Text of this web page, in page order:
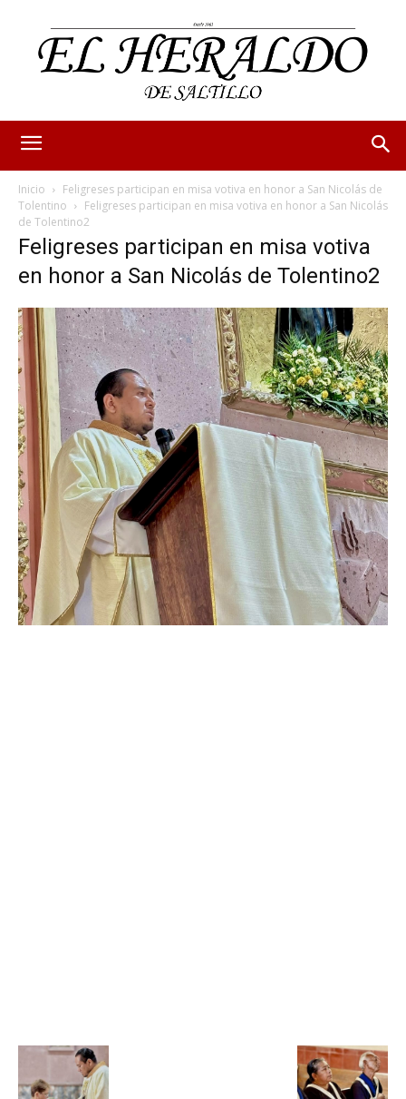
Inicio
Feligreses participan en misa votiva en honor a San Nicolás de
Tolentino
Feligreses participan en misa votiva en honor a San Nicolás
de Tolentino2
Feligreses participan en misa votiva
en honor a San Nicolás de Tolentino2